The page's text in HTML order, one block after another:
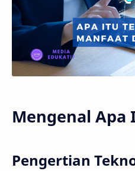
Mengenal
Pengertian